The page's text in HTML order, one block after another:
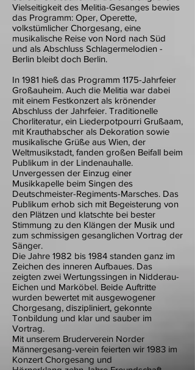
Vielseitigkeit des Melitia-Gesanges bewies
das Programm: Oper, Operette,
volkstümlicher Chorgesang, eine
musikalische Reise von Nord nach Süd
und als Abschluss Schlagermelodien -
Berlin bleibt doch Berlin.
In 1981 hieß das Programm 1175-Jahrfeier
Großauheim. Auch die Melitia war dabei
mit einem Festkonzert als krönender
Abschluss der Jahrfeier. Traditionelle
Chorliteratur, ein Liederpotpourri Grußaam,
mit Krauthabscher als Dekoration sowie
musikalische Grüße aus Wien, der
Weltmusikstadt, fanden großen Beifall beim
Publikum in der Lindenauhalle.
Unvergessen der Einzug einer
Musikkapelle beim Singen des
Deutschmeister-Regiments-Marsches. Das
Publikum erhob sich mit Begeisterung von
den Plätzen und klatschte bei bester
Stimmung zu den Klängen der Musik und
zum schmissigen gesanglichen Vortrag der
Sänger.
Die Jahre 1982 bis 1984 standen ganz im
Zeichen des inneren Aufbaues. Das
zeigten zwei Wertungssingen in Nidderau-
Eichen und Marköbel. Beide Auftritte
wurden bewertet mit ausgewogener
Chorgesang, diszipliniert, gekonnte
Tonbildung und klar und sauber im
Vortrag.
Mit unserem Bruderverein Norder
Männergesang-verein feierten wir 1983 im
Konzert Chorgesang und